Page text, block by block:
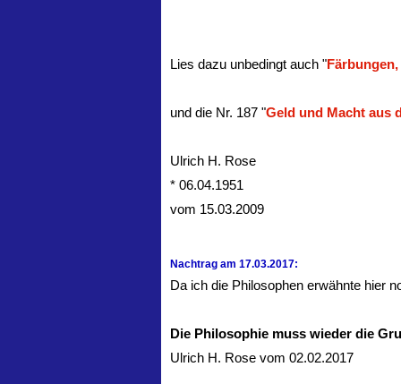
Lies dazu unbedingt auch "
und die Nr. 187 "Geld und Macht aus
Ulrich H. Rose
* 06.04.1951
vom 15.03.2009
Nachtrag am 17.03.2017:
Da ich die Philosophen erwähnte hier
Die Philosophie muss wieder die
Ulrich H. Rose vom 02.02.2017